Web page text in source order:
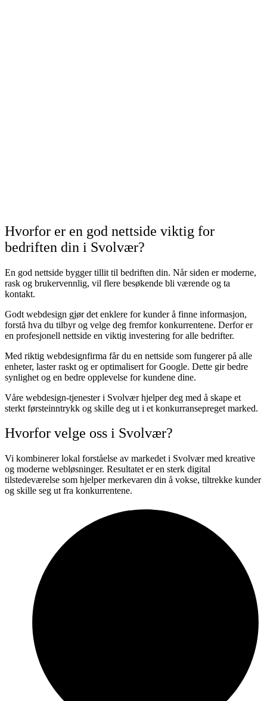
Hvorfor er en god nettside viktig for
bedriften din i Svolvær?
En god nettside bygger tillit til bedriften din. Når siden er moderne,
rask og brukervennlig, vil flere besøkende bli værende og ta
kontakt.
Godt webdesign gjør det enklere for kunder å finne informasjon,
forstå hva du tilbyr og velge deg fremfor konkurrentene. Derfor er
en profesjonell nettside en viktig investering for alle bedrifter.
Med riktig webdesignfirma får du en nettside som fungerer på alle
enheter, laster raskt og er optimalisert for Google. Dette gir bedre
synlighet og en bedre opplevelse for kundene dine.
Våre webdesign-tjenester i Svolvær hjelper deg med å skape et
sterkt førsteinntrykk og skille deg ut i et konkurransepreget marked.
Hvorfor velge oss i Svolvær?
Vi kombinerer lokal forståelse av markedet i Svolvær med kreative
og moderne webløsninger. Resultatet er en sterk digital
tilstedeværelse som hjelper merkevaren din å vokse, tiltrekke kunder
og skille seg ut fra konkurrentene.